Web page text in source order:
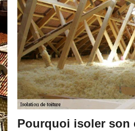
?
De vrai
l’isolation de